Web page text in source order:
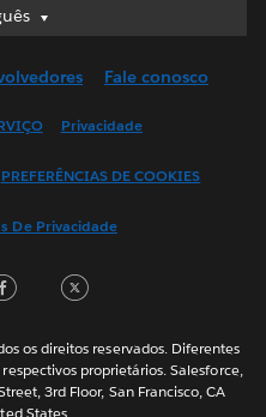
(UK)
語
Fale conosco
Privacidade
PREFERÊNCIAS DE COOKIES
De Privacidade
Facebook
os direitos reservados. Diferentes
proprietários. Salesforce,
3rd Floor, San Francisco, CA
States